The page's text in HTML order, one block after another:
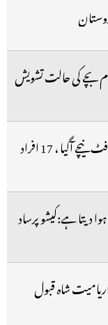
بچے کی حالت تشویش
ایئر انڈیا کا طیارہ ہوا میں اچانک 300 فٹ نیچے آگیا ، 17 افراد
دیتا ہے:کیشو پرساد
شاہ قبول